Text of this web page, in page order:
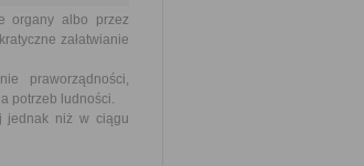
organy albo przez
załatwianie
praworządności,
potrzeb ludności.
jednak niż w ciągu